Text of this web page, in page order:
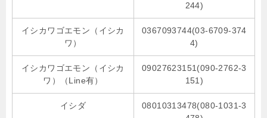
244)
イシカワゴエモン（イシカ
ワ）
0367093744(03-6709-374
4)
イシカワゴエモン（イシカ
ワ）（Line有）
09027623151(090-2762-3
151)
イシダ
08010313478(080-1031-3